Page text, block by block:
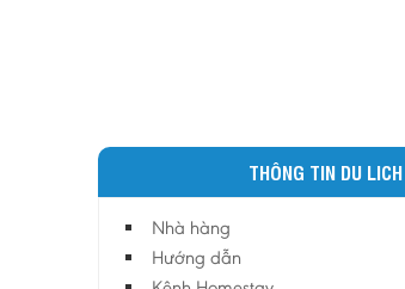
THÔNG TIN DU LICH
Nhà hàng
Hướng dẫn